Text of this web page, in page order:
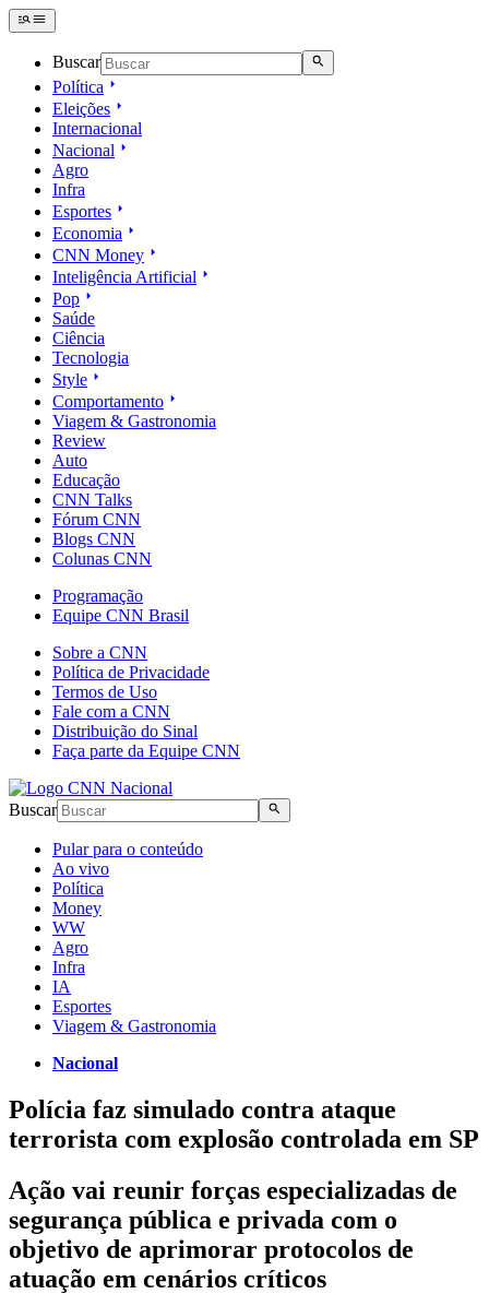
Buscar
Política
Eleições
Internacional
Nacional
Agro
Infra
Esportes
Economia
CNN Money
Inteligência Artificial
Pop
Saúde
Ciência
Tecnologia
Style
Comportamento
Viagem & Gastronomia
Review
Auto
Educação
CNN Talks
Fórum CNN
Blogs CNN
Colunas CNN
Programação
Equipe CNN Brasil
Sobre a CNN
Política de Privacidade
Termos de Uso
Fale com a CNN
Distribuição do Sinal
Faça parte da Equipe CNN
Buscar
Pular para o conteúdo
Ao vivo
Política
Money
WW
Agro
Infra
IA
Esportes
Viagem & Gastronomia
Nacional
Polícia faz simulado contra ataque
terrorista com explosão controlada em SP
Ação vai reunir forças especializadas de
segurança pública e privada com o
objetivo de aprimorar protocolos de
atuação em cenários críticos